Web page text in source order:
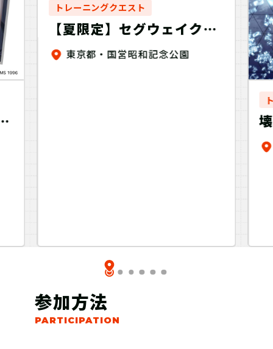
トレーニングクエスト
【夏限定】セグウェイクエ
スト！昭和記念公園2026
東京都・国営昭和記念公園
参加方法